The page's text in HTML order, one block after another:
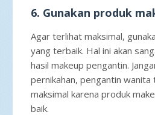
6. Gunakan produk
Agar terlihat maksimal,
yang terbaik. Hal ini akan
hasil makeup pengantin.
pernikahan, pengantin wanita
maksimal karena produk
baik.